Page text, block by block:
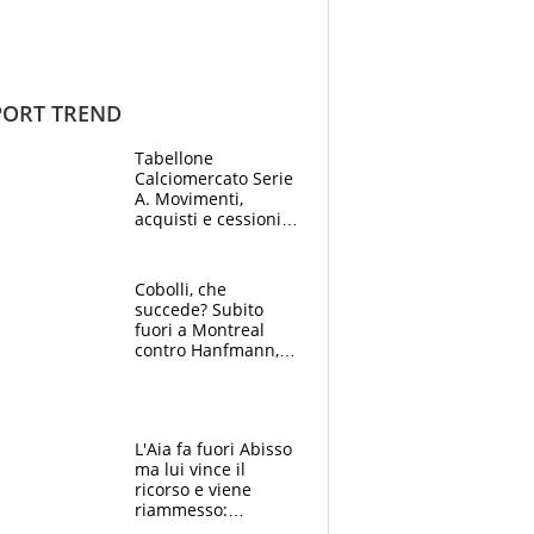
TREND
Tabellone
Calciomercato Serie
A. Movimenti,
acquisti e cessioni:
Cobolli, che
succede? Subito
fuori a Montreal
contro Hanfmann,
L'Aia fa fuori Abisso
ma lui vince il
ricorso e viene
riammesso: